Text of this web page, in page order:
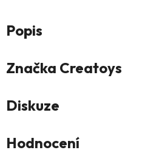
Popis
Značka Creatoys
Diskuze
Hodnocení